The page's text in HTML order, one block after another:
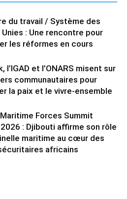
du travail / Système des
: Une rencontre pour
les réformes en cours
l’IGAD et l’ONARS misent sur
communautaires pour
la paix et le vivre-ensemble
Forces Summit
: Djibouti affirme son rôle
maritime au cœur des
africains